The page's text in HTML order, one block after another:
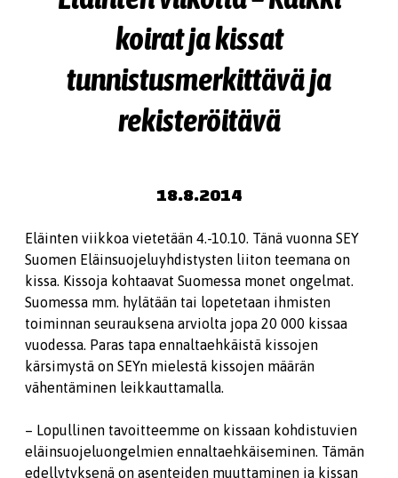
koirat ja kissat
tunnistusmerkittävä ja
rekisteröitävä
18.8.2014
Eläinten viikkoa vietetään 4.-10.10. Tänä vuonna SEY
Suomen Eläinsuojeluyhdistysten liiton teemana on
kissa. Kissoja kohtaavat Suomessa monet ongelmat.
Suomessa mm. hylätään tai lopetetaan ihmisten
toiminnan seurauksena arviolta jopa 20 000 kissaa
vuodessa. Paras tapa ennaltaehkäistä kissojen
kärsimystä on SEYn mielestä kissojen määrän
vähentäminen leikkauttamalla.
– Lopullinen tavoitteemme on kissaan kohdistuvien
eläinsuojeluongelmien ennaltaehkäiseminen. Tämän
edellytyksenä on asenteiden muuttaminen ja kissan